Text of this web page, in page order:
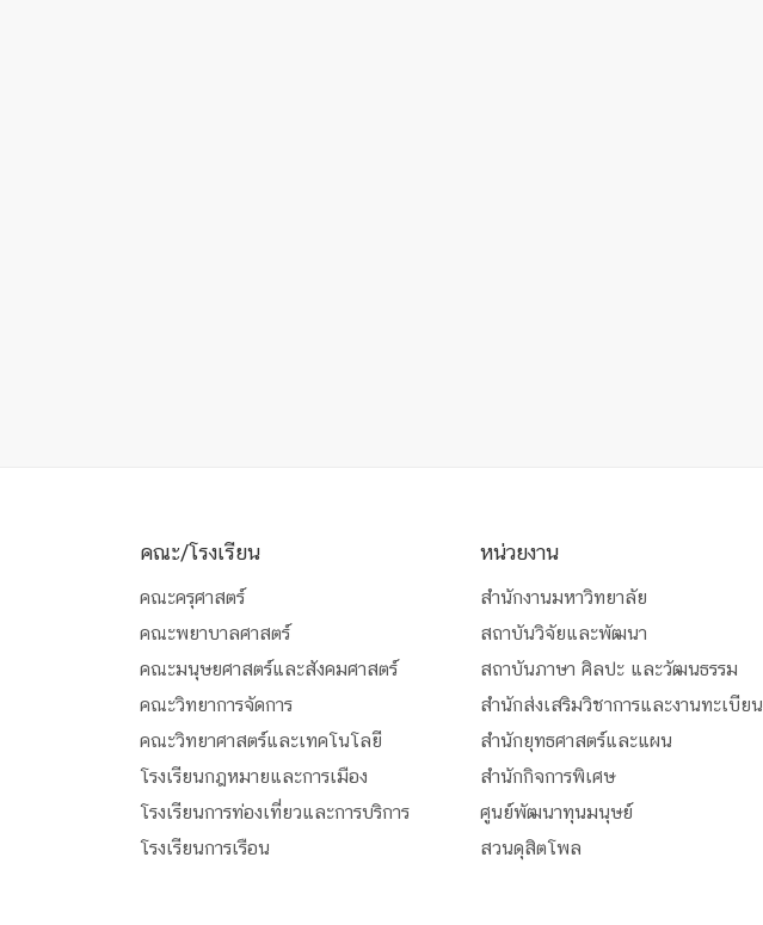
คณะ/โรงเรียน
คณะครุศาสตร์
คณะพยาบาลศาสตร์
คณะมนุษยศาสตร์และสังคมศาสตร์
คณะวิทยาการจัดการ
คณะวิทยาศาสตร์และเทคโนโลยี
โรงเรียนกฎหมายและการเมือง
โรงเรียนการท่องเที่ยวและการบริการ
โรงเรียนการเรือน
หน่วยงาน
สำนักงานมหาวิทยาลัย
สถาบันวิจัยและพัฒนา
สถาบันภาษา ศิลปะ และวัฒนธรรม
สำนักส่งเสริมวิชาการและงานทะเบียน
สำนักยุทธศาสตร์และแผน
สำนักกิจการพิเศษ
ศูนย์พัฒนาทุนมนุษย์
สวนดุสิตโพล